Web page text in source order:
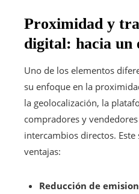
Proximidad y
digital: hacia un
Uno de los elementos
su enfoque en la
la geolocalización, la
compradores y
intercambios directos.
ventajas:
Reducción de